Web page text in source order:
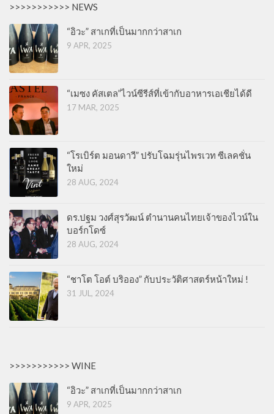
>>>>>>>>>>> NEWS
“อิวะ” สาเกที่เป็นมากกว่าสาเก
9 APR, 2025
“เมซง คัสเตล”ไวน์ซีรีส์ที่เข้ากับอาหารเอเชียได้ดี
17 MAR, 2025
“โรเบิร์ต มอนดาวี” ปรับโฉมรุ่นไพรเวท ซีเลคชั่น
ใหม่
28 AUG, 2024
ดร.ปฐม วงศ์สุรวัฒน์ ตำนานคนไทยเจ้าของไวน์ใน
บอร์กโดซ์
28 AUG, 2024
“ชาโต โอต์ บริออง” กับประวัติศาสตร์หน้าใหม่ !
31 JUL, 2024
>>>>>>>>>>> WINE
“อิวะ” สาเกที่เป็นมากกว่าสาเก
9 APR, 2025